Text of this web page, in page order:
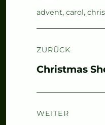
Autor
Schlagwörter
advent, carol,
ZURÜCK
Vorheriger
Christmas
WEITER